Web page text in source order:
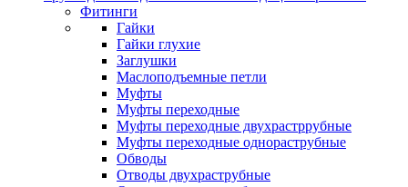
Фитинги
Гайки
Гайки глухие
Заглушки
Маслоподъемные петли
Муфты
Муфты переходные
Муфты переходные двухрастррубные
Муфты переходные однораструбные
Обводы
Отводы двухраструбные